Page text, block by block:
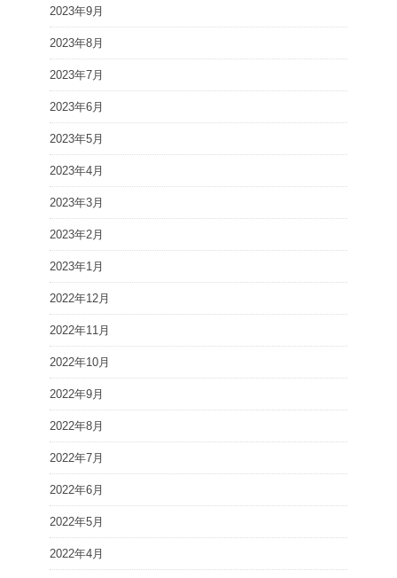
2023年9月
2023年8月
2023年7月
2023年6月
2023年5月
2023年4月
2023年3月
2023年2月
2023年1月
2022年12月
2022年11月
2022年10月
2022年9月
2022年8月
2022年7月
2022年6月
2022年5月
2022年4月